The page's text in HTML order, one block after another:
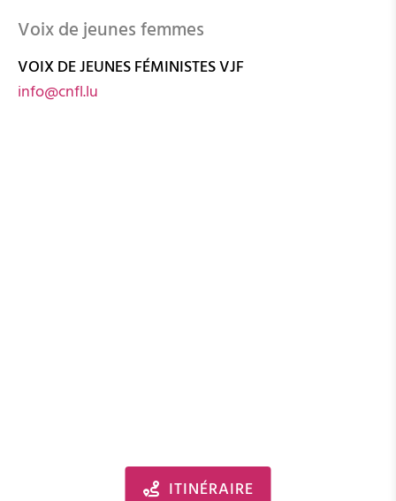
Voix de jeunes femmes
VOIX DE JEUNES FÉMINISTES VJF
info@cnfl.lu
ITINÉRAIRE